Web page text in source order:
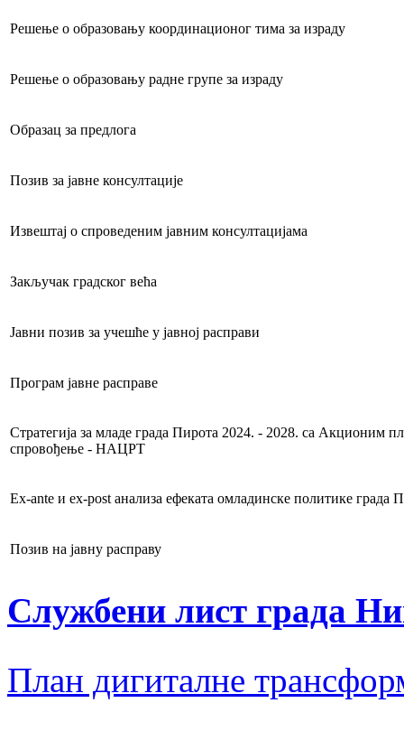
Решење о образовању координационог тима за израду
Решење о образовању радне групе за израду
Образац за предлога
Позив за јавне консултације
Извештај о спроведеним јавним консултацијама
Закључак градског већа
Јавни позив за учешће у јавној расправи
Програм јавне расправе
Стратегија за младе града Пирота 2024. - 2028. са Акционим
спровођење - НАЦРТ
Ex-ante и ex-post анализа ефеката омладинске политике града
Позив на јавну расправу
Службени лист града
План дигиталне